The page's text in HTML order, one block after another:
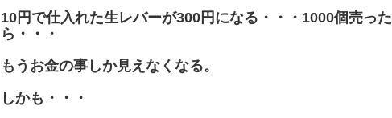
10円で仕入れた生レバーが300円になる・・・1000個売った
ら・・・
もうお金の事しか見えなくなる。
しかも・・・